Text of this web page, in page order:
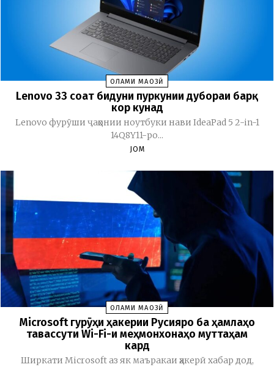
ОЛАМИ МАҶОЗӢ
Lenovo 33 соат бидуни пуркунии дубораи барқ
кор кунад
Lenovo фурӯши ҷаҳонии ноутбуки нави IdeaPad 5 2-in-1
14Q8Y11-ро...
JOM
ОЛАМИ МАҶОЗӢ
Microsoft гурӯҳи ҳакерии Русияро ба ҳамлаҳо
тавассути Wi-Fi-и меҳмонхонаҳо муттаҳам
кард
Ширкати Microsoft аз як маъракаи ҳакерӣ хабар дод,